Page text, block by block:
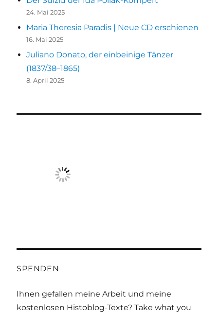
24. Mai 2025
Maria Theresia Paradis | Neue CD erschienen
16. Mai 2025
Juliano Donato, der einbeinige Tänzer
(1837/38–1865)
8. April 2025
SPENDEN
Ihnen gefallen meine Arbeit und meine
kostenlosen Histoblog-Texte? Take what you